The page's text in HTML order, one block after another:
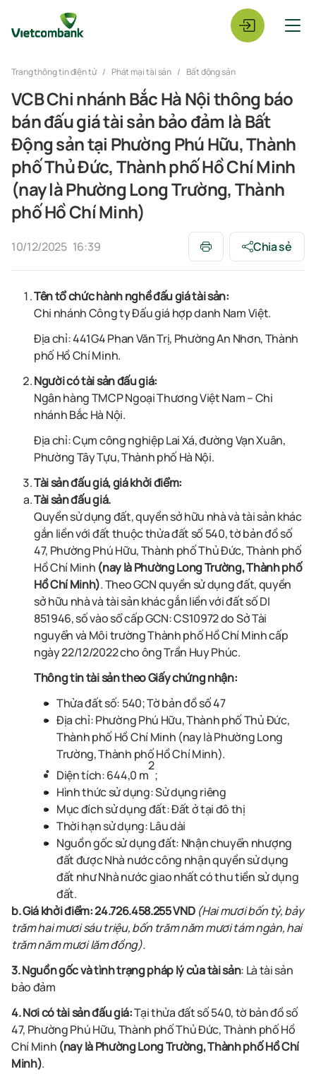
Trang thông tin điện tử Phát mại tài sản Bất động sản
VCB Chi nhánh Bắc Hà Nội thông báo
bán đấu giá tài sản bảo đảm là Bất
Động sản tại Phường Phú Hữu, Thành
phố Thủ Đức, Thành phố Hồ Chí Minh
(nay là Phường Long Trường, Thành
phố Hồ Chí Minh)
10/12/2025 16:39 Chia sẻ
Tên tổ chức hành nghề đấu giá tài sản:
Chi nhánh Công ty Đấu giá hợp danh Nam Việt.
Địa chỉ: 441G4 Phan Văn Trị, Phường An Nhơn, Thành
phố Hồ Chí Minh.
Người có tài sản đấu giá:
Ngân hàng TMCP Ngoại Thương Việt Nam – Chi
nhánh Bắc Hà Nội.
Địa chỉ: Cụm công nghiệp Lai Xá, đường Vạn Xuân,
Phường Tây Tựu, Thành phố Hà Nội.
Tài sản đấu giá, giá khởi điểm:
Tài sản đấu giá.
Quyền sử dụng đất, quyền sở hữu nhà và tài sản khác
gắn liền với đất thuộc thửa đất số 540, tờ bản đồ số
47, Phường Phú Hữu, Thành phố Thủ Đức, Thành phố
Hồ Chí Minh (nay là Phường Long Trường, Thành phố
Hồ Chí Minh). Theo GCN quyền sử dụng đất, quyền
sở hữu nhà và tài sản khác gắn liền với đất số DI
851946, số vào sổ cấp GCN: CS10972 do Sở Tài
nguyển và Môi trường Thành phố Hồ Chí Minh cấp
ngày 22/12/2022 cho ông Trần Huy Phúc.
Thông tin tài sản theo Giấy chứng nhận:
Thửa đất số: 540; Tờ bản đồ số 47
Địa chỉ: Phường Phú Hữu, Thành phố Thủ Đức,
Thành phố Hồ Chí Minh (nay là Phường Long
Trường, Thành phố Hồ Chí Minh).
Diện tích: 644,0 m
2
;
Hình thức sử dụng: Sử dụng riêng
Mục đích sử dụng đất: Đất ở tại đô thị
Thời hạn sử dụng: Lâu dài
Nguồn gốc sử dụng đất: Nhận chuyển nhượng
đất được Nhà nước công nhận quyền sử dụng
đất như Nhà nước giao nhất có thu tiền sử dụng
đất.
b. Giá khởi điểm:24.726.458.255 VND (Hai mươi bốn tỷ, bảy
trăm hai mươi sáu triệu, bốn trăm năm mươi tám ngàn, hai
trăm năm mươi lăm đồng).
3. Nguồn gốc và tình trạng pháp lý của tài sản: Làtài sản
bảo đảm
4. Nơi có tài sản đấu giá:Tạithửa đất số 540, tờ bản đồ số
47, Phường Phú Hữu, Thành phố Thủ Đức, Thành phố Hồ
Chí Minh (nay là Phường Long Trường, Thành phố Hồ Chí
Minh).